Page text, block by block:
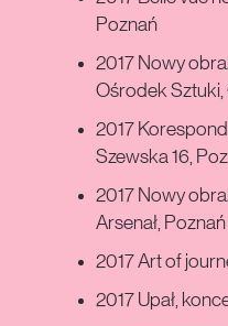
Poznań
2017 Nowy
Ośrodek
2017
Szewska 16,
2017 Nowy
Arsenał, Poznań
2017 Art of
2017 Upał,